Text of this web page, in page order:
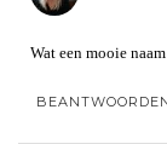
Wat een mooie